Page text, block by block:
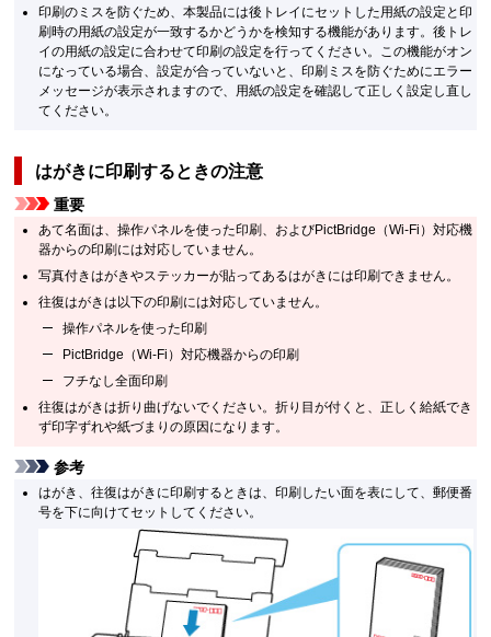
印刷のミスを防ぐため、本製品には後トレイにセットした用紙の設定と印
刷時の用紙の設定が一致するかどうかを検知する機能があります。後トレ
イの用紙の設定に合わせて印刷の設定を行ってください。この機能がオン
になっている場合、設定が合っていないと、印刷ミスを防ぐためにエラー
メッセージが表示されますので、用紙の設定を確認して正しく設定し直し
てください。
はがきに印刷するときの注意
重要
あて名面は、操作パネルを使った印刷、およびPictBridge（Wi-Fi）対応機
器からの印刷には対応していません。
写真付きはがきやステッカーが貼ってあるはがきには印刷できません。
往復はがきは以下の印刷には対応していません。
操作パネルを使った印刷
PictBridge（Wi-Fi）対応機器からの印刷
フチなし全面印刷
往復はがきは折り曲げないでください。折り目が付くと、正しく給紙でき
ず印字ずれや紙づまりの原因になります。
参考
はがき、往復はがきに印刷するときは、印刷したい面を表にして、郵便番
号を下に向けてセットしてください。